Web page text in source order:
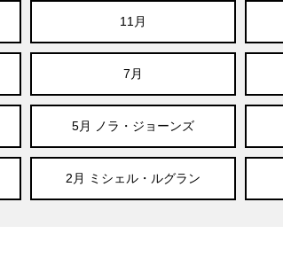
11月
7月
5月 ノラ・ジョーンズ
2月 ミシェル・ルグラン